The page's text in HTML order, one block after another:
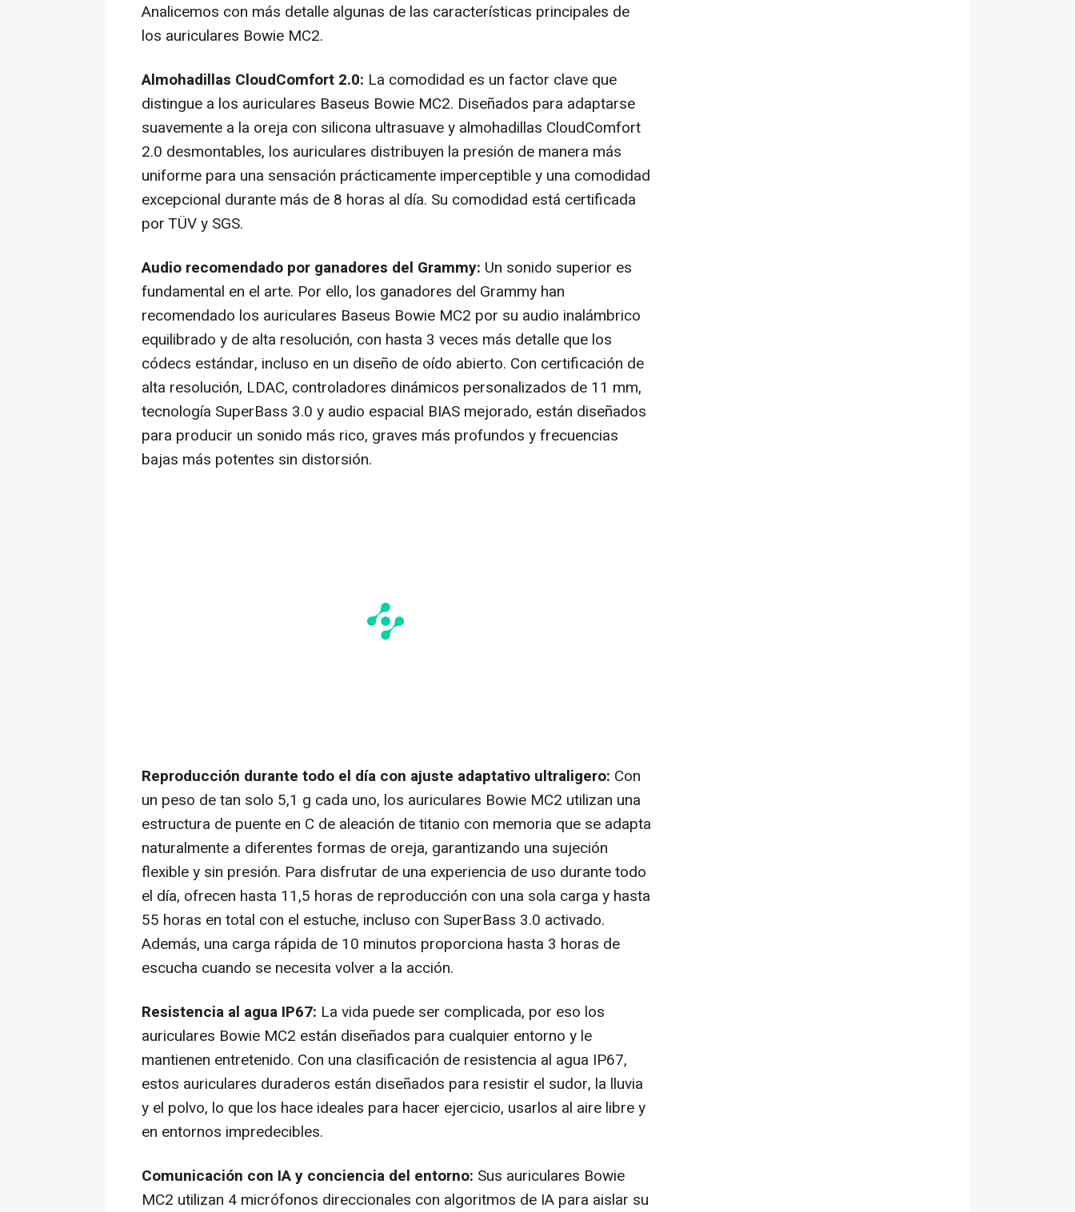
Analicemos con más detalle algunas de las características principales de
los auriculares Bowie MC2.
Almohadillas CloudComfort 2.0: La comodidad es un factor clave que
distingue a los auriculares Baseus Bowie MC2. Diseñados para adaptarse
suavemente a la oreja con silicona ultrasuave y almohadillas CloudComfort
2.0 desmontables, los auriculares distribuyen la presión de manera más
uniforme para una sensación prácticamente imperceptible y una comodidad
excepcional durante más de 8 horas al día. Su comodidad está certificada
por TÜV y SGS.
Audio recomendado por ganadores del Grammy: Un sonido superior es
fundamental en el arte. Por ello, los ganadores del Grammy han
recomendado los auriculares Baseus Bowie MC2 por su audio inalámbrico
equilibrado y de alta resolución, con hasta 3 veces más detalle que los
códecs estándar, incluso en un diseño de oído abierto. Con certificación de
alta resolución, LDAC, controladores dinámicos personalizados de 11 mm,
tecnología SuperBass 3.0 y audio espacial BIAS mejorado, están diseñados
para producir un sonido más rico, graves más profundos y frecuencias
bajas más potentes sin distorsión.
Reproducción durante todo el día con ajuste adaptativo ultraligero: Con
un peso de tan solo 5,1 g cada uno, los auriculares Bowie MC2 utilizan una
estructura de puente en C de aleación de titanio con memoria que se adapta
naturalmente a diferentes formas de oreja, garantizando una sujeción
flexible y sin presión. Para disfrutar de una experiencia de uso durante todo
el día, ofrecen hasta 11,5 horas de reproducción con una sola carga y hasta
55 horas en total con el estuche, incluso con SuperBass 3.0 activado.
Además, una carga rápida de 10 minutos proporciona hasta 3 horas de
escucha cuando se necesita volver a la acción.
Resistencia al agua IP67: La vida puede ser complicada, por eso los
auriculares Bowie MC2 están diseñados para cualquier entorno y le
mantienen entretenido. Con una clasificación de resistencia al agua IP67,
estos auriculares duraderos están diseñados para resistir el sudor, la lluvia
y el polvo, lo que los hace ideales para hacer ejercicio, usarlos al aire libre y
en entornos impredecibles.
Comunicación con IA y conciencia del entorno: Sus auriculares Bowie
MC2 utilizan 4 micrófonos direccionales con algoritmos de IA para aislar su